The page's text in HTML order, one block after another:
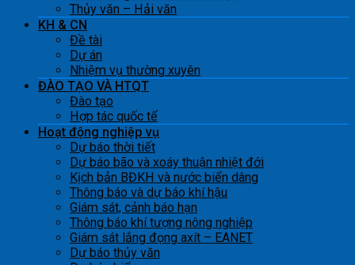
Thủy văn – Hải văn
KH & CN
Đề tài
Dự án
Nhiệm vụ thường xuyên
ĐÀO TẠO VÀ HTQT
Đào tạo
Hợp tác quốc tế
Hoạt động nghiệp vụ
Dự báo thời tiết
Dự báo bão và xoáy thuận nhiệt đới
Kịch bản BĐKH và nước biển dâng
Thông báo và dự báo khí hậu
Giám sát, cảnh báo hạn
Thông báo khí tượng nông nghiệp
Giám sát lắng đọng axít – EANET
Dự báo thủy văn